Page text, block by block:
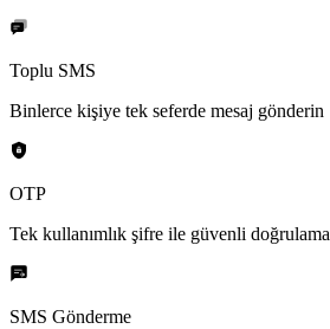
Toplu SMS
Binlerce kişiye tek seferde mesaj gönderin
OTP
Tek kullanımlık şifre ile güvenli doğrulama
SMS Gönderme